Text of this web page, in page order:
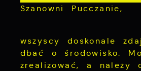
Szanowni Pucczanie,
wszyscy doskonale
dbać o środowisko.
zrealizować, a należy